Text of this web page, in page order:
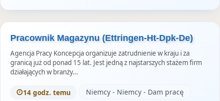
Pracownik Magazynu (Ettringen-Ht-Dpk-De)
Agencja Pracy Koncepcja organizuje zatrudnienie w kraju i za
granicą już od ponad 15 lat. Jest jedną z najstarszych stażem firm
działających w branży…
14 godz. temu
Niemcy - Niemcy - Dam pracę